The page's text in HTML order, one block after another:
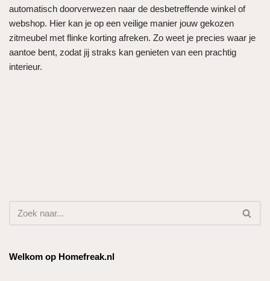
automatisch doorverwezen naar de desbetreffende winkel of
webshop. Hier kan je op een veilige manier jouw gekozen
zitmeubel met flinke korting afreken. Zo weet je precies waar je
aantoe bent, zodat jij straks kan genieten van een prachtig
interieur.
Welkom op Homefreak.nl